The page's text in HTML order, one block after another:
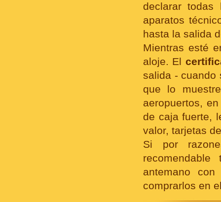
declarar
aparatos
hasta la salida
Mientras esté
aloje. El
salida - cuando
que lo
aeropuertos,
de caja fuerte,
valor, tarjetas
Si por
antemano
comprarlos en